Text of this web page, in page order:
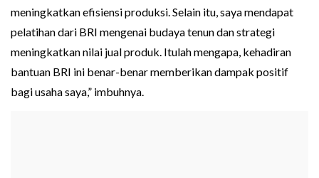
meningkatkan efisiensi produksi. Selain itu, saya mendapat
pelatihan dari BRI mengenai budaya tenun dan strategi
meningkatkan nilai jual produk. Itulah mengapa, kehadiran
bantuan BRI ini benar-benar memberikan dampak positif
bagi usaha saya,” imbuhnya.